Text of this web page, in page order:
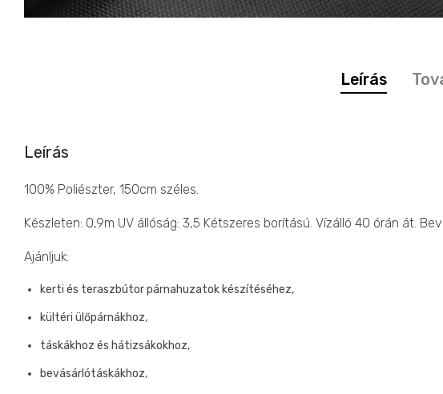
Leírás
Leírás
100% Poliészter, 150cm széles.
Készleten: 0,9m UV állóság: 3,5 Kétszeres borítású. Vízálló 40 órán át.
Ajánljuk:
kerti és teraszbútor párnahuzatok készítéséhez,
kültéri ülőpárnákhoz,
táskákhoz és hátizsákokhoz,
bevásárlótáskákhoz,